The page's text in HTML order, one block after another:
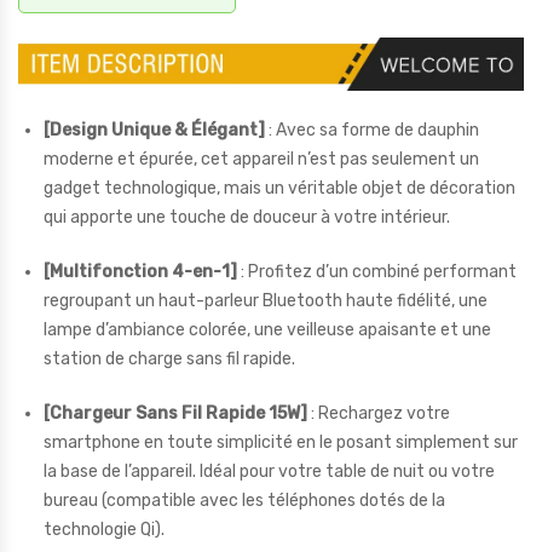
[Design Unique & Élégant] : Avec sa forme de dauphin
moderne et épurée, cet appareil n’est pas seulement un
gadget technologique, mais un véritable objet de décoration
qui apporte une touche de douceur à votre intérieur.
[Multifonction 4-en-1] : Profitez d’un combiné performant
regroupant un haut-parleur Bluetooth haute fidélité, une
lampe d’ambiance colorée, une veilleuse apaisante et une
station de charge sans fil rapide.
[Chargeur Sans Fil Rapide 15W] : Rechargez votre
smartphone en toute simplicité en le posant simplement sur
la base de l’appareil. Idéal pour votre table de nuit ou votre
bureau (compatible avec les téléphones dotés de la
technologie Qi).